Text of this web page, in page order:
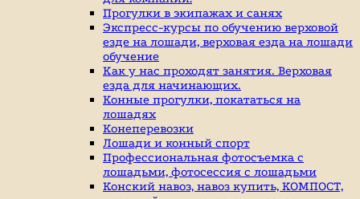
Прогулки в экипажах и санях
Экспресс-курсы по обучению верховой
езде на лошади, верховая езда на лошади
обучение
Как у нас проходят занятия. Верховая
езда для начинающих.
Конные прогулки, покататься на
лошадях
Конеперевозки
Лошади и конный спорт
Профессиональная фотосъемка с
лошадьми, фотосессия с лошадьми
Конский навоз, навоз купить, КОМПОСТ,